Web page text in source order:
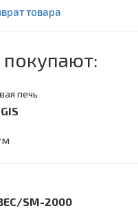
24 604 000
товара
печь
SM-2000